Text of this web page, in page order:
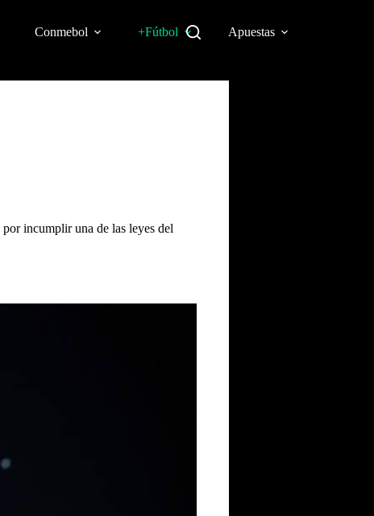
Conmebol +Fútbol Apuestas
por incumplir una de las leyes del